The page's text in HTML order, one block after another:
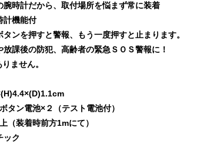
腕時計だから、取付場所を悩まず常に装着
計機能付
タンを押すと警報、もう一度押すと止まります。
放課後の防犯、高齢者の緊急ＳＯＳ警報に！
ません。
タン電池×２（テスト電池付）
装着時前方1mにて）
ク